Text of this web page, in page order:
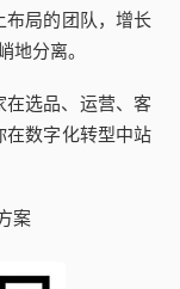
布局的团队，增长
地分离。
在选品、运营、客
在数字化转型中站
案